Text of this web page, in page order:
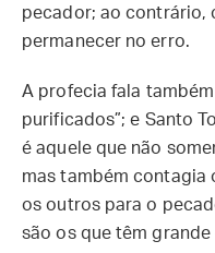
pecador; ao contrário,
permanecer no erro.
A profecia fala
purificados”; e Santo
é aquele que não
mas também contagia
os outros para o
são os que têm